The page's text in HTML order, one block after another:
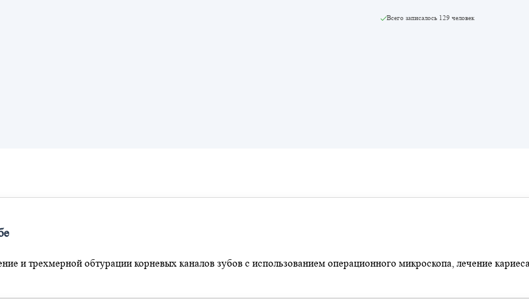
Всего записалось 129 человек
и трехмерной обтурации корневых каналов зубов с использованием операционного микроскопа, лечение